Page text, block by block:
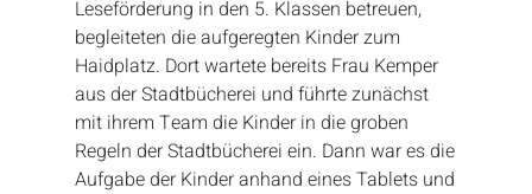
Leseförderung in den 5. Klassen betreuen,
begleiteten die aufgeregten Kinder zum
Haidplatz. Dort wartete bereits Frau Kemper
aus der Stadtbücherei und führte zunächst
mit ihrem Team die Kinder in die groben
Regeln der Stadtbücherei ein. Dann war es die
Aufgabe der Kinder anhand eines Tablets und